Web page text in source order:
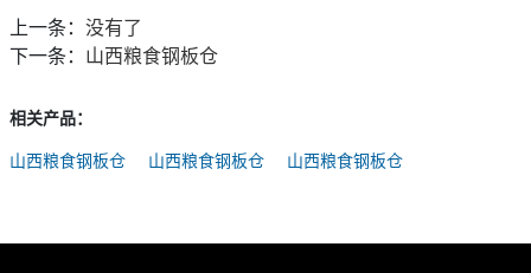
上一条： 没有了
下一条： 山西粮食钢板仓
相关产品：
山西粮食钢板仓
山西粮食钢板仓 山西粮食钢板仓